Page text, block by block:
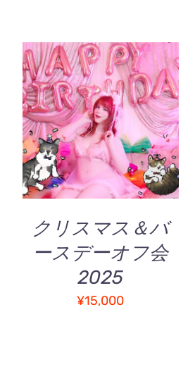
き
ま
す
あ
り
ま
す。
オ
プ
シ
ョ
ン
は
商
品
ペ
お買い物カゴに追加
/
QUICK VIEW
クリスマス＆バ
ースデーオフ会
2025
¥15,000